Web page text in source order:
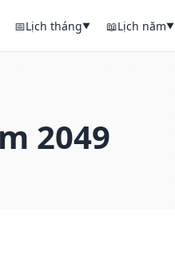
📅Lịch tháng▼ 📖Lịch năm▼
2049